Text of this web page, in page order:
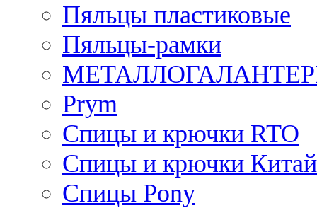
Пяльцы пластиковые
Пяльцы-рамки
Prym
Спицы и крючки RTO
Спицы и крючки Китай
Спицы Pony